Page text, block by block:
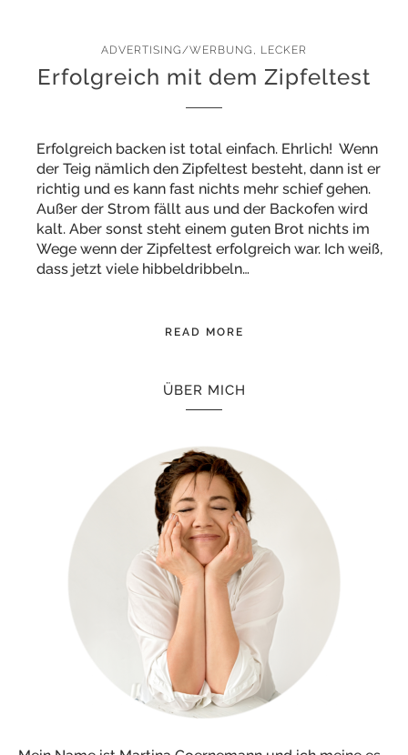
ADVERTISING/WERBUNG , LECKER
Erfolgreich mit dem Zipfeltest
Erfolgreich backen ist total einfach. Ehrlich! Wenn
der Teig nämlich den Zipfeltest besteht, dann ist er
richtig und es kann fast nichts mehr schief gehen.
Außer der Strom fällt aus und der Backofen wird
kalt. Aber sonst steht einem guten Brot nichts im
Wege wenn der Zipfeltest erfolgreich war. Ich weiß,
dass jetzt viele hibbeldribbeln…
READ MORE
ÜBER MICH